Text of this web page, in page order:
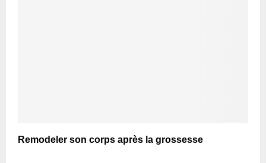
Remodeler son corps après la grossesse